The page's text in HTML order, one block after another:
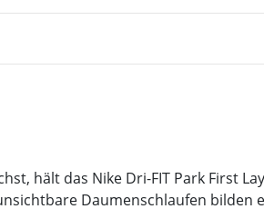
hält das Nike Dri-FIT Park First
Daumenschlaufen bilden